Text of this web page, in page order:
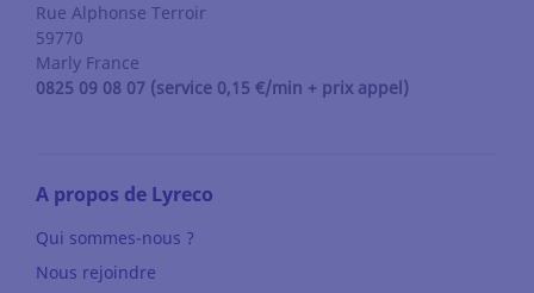
Rue Alphonse Terroir
59770
Marly France
0825 09 08 07 (service 0,15 €/min + prix appel)
A propos de Lyreco
Qui sommes-nous ?
Nous rejoindre